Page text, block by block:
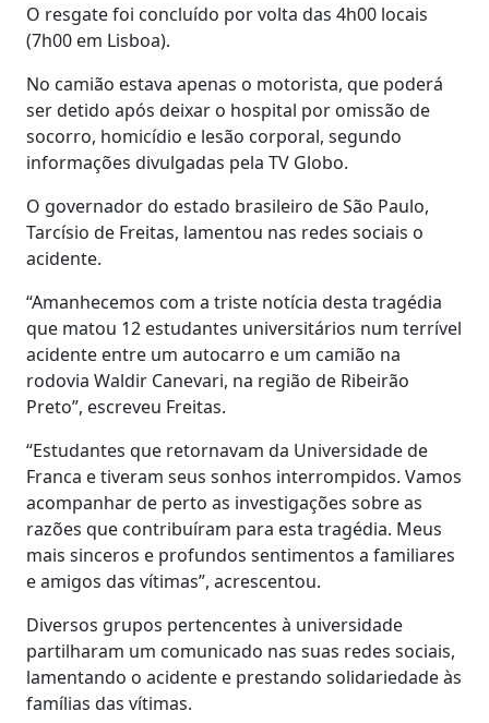
O resgate foi concluído por volta das 4h00 locais
(7h00 em Lisboa).
No camião estava apenas o motorista, que poderá
ser detido após deixar o hospital por omissão de
socorro, homicídio e lesão corporal, segundo
informações divulgadas pela TV Globo.
O governador do estado brasileiro de São Paulo,
Tarcísio de Freitas, lamentou nas redes sociais o
acidente.
“Amanhecemos com a triste notícia desta tragédia
que matou 12 estudantes universitários num terrível
acidente entre um autocarro e um camião na
rodovia Waldir Canevari, na região de Ribeirão
Preto”, escreveu Freitas.
“Estudantes que retornavam da Universidade de
Franca e tiveram seus sonhos interrompidos. Vamos
acompanhar de perto as investigações sobre as
razões que contribuíram para esta tragédia. Meus
mais sinceros e profundos sentimentos a familiares
e amigos das vítimas”, acrescentou.
Diversos grupos pertencentes à universidade
partilharam um comunicado nas suas redes sociais,
lamentando o acidente e prestando solidariedade às
famílias das vítimas.